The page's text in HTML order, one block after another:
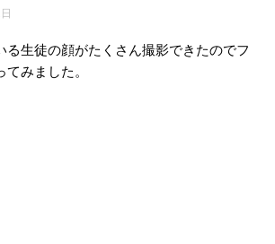
る生徒の顔がたくさん撮影できたのでフ
みました。